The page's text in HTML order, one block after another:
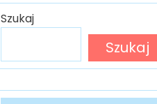
Szukaj
Szukaj